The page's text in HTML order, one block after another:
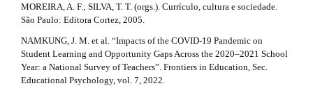
MOREIRA, A. F.; SILVA, T. T. (orgs.). Currículo, cultura e sociedade.
São Paulo: Editora Cortez, 2005.
NAMKUNG, J. M. et al. “Impacts of the COVID-19 Pandemic on
Student Learning and Opportunity Gaps Across the 2020–2021 School
Year: a National Survey of Teachers”. Frontiers in Education, Sec.
Educational Psychology, vol. 7, 2022.